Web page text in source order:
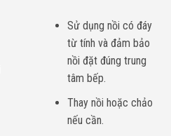
Sử dụng nồi có đáy
từ tính và đảm bảo
nồi đặt đúng trung
tâm bếp.
Thay nồi hoặc chảo
nếu cần.